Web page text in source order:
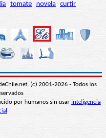
tomate novela curtir
(c) 2001-2026 - Todos los
por humanos sin usar inteligencia